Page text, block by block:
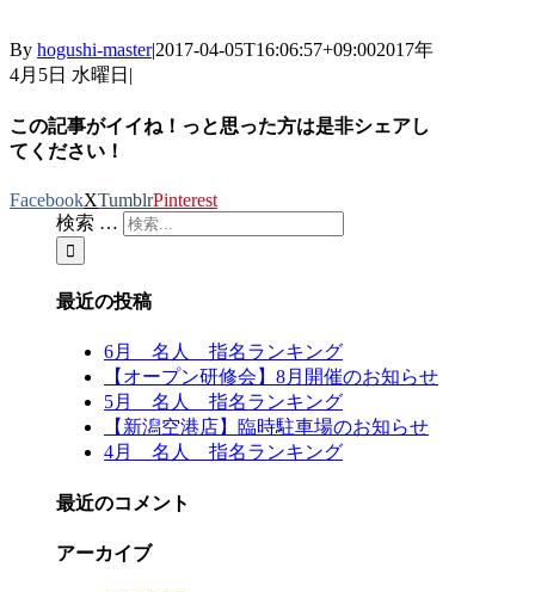
By hogushi-master|2017-04-05T16:06:57+09:002017年
4月5日 水曜日 |
この記事がイイね！っと思った方は是非シェアし
てください！
FacebookXTumblrPinterest
検索 …
最近の投稿
6月 名人 指名ランキング
【オープン研修会】8月開催のお知らせ
5月 名人 指名ランキング
【新潟空港店】臨時駐車場のお知らせ
4月 名人 指名ランキング
最近のコメント
アーカイブ